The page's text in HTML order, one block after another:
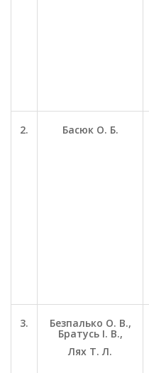
2. Басюк О. Б.
3. Безпалько О. В.,
Братусь І. В.,
Лях Т. Л.